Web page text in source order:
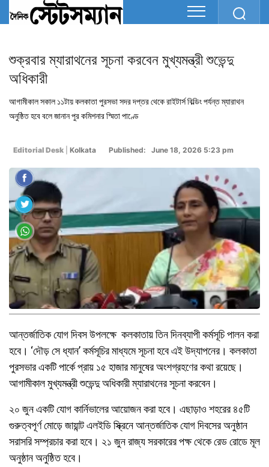
শুক্রবার ম্যারাথনের সূচনা করবেন মুখ্যমন্ত্রী শুভেন্দু
অধিকারী
আগামীকাল সকাল ১১টায় কলকাতা পুরসভা সদর দপ্তর থেকে রাইটার্স বিল্ডিং পর্যন্ত ম্যারাথন
অনুষ্ঠিত হবে বলে জানান পুর কমিশনার স্মিতা পাণ্ডে
Editorial Desk Kolkata Published: June 18, 2026 5:23 pm
আন্তর্জাতিক যোগ দিবস উপলক্ষে কলকাতায় তিন দিনব্যাপী কর্মসূচি পালন করা
হবে। ‘দৌড় সে ধ্যান’ কর্মসূচির মাধ্যমে সূচনা হবে এই উদ্‌যাপনের। কলকাতা
পুরসভার একটি পার্কে প্রায় ১৫ হাজার মানুষের অংশগ্রহণের কথা রয়েছে।
আগামীকাল মুখ্যমন্ত্রী শুভেন্দু অধিকারী ম্যারাথনের সূচনা করবেন।
২০ জুন একটি যোগ কার্নিভালের আয়োজন করা হবে। এছাড়াও শহরের ৪৫টি
গুরুত্বপূর্ণ মোড়ে জায়ান্ট এলইডি স্ক্রিনে আন্তর্জাতিক যোগ দিবসের অনুষ্ঠান
সরাসরি সম্প্রচার করা হবে। ২১ জুন রাজ্য সরকারের পক্ষ থেকে রেড রোডে মূল
অনুষ্ঠান অনুষ্ঠিত হবে।